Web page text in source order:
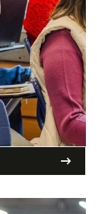
arrow_right_alt